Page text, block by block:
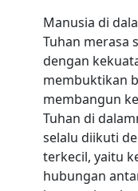
Manusia di
Tuhan merasa
dengan
membuktikan
membangun
Tuhan di
selalu diikuti
terkecil, yaitu
hubungan